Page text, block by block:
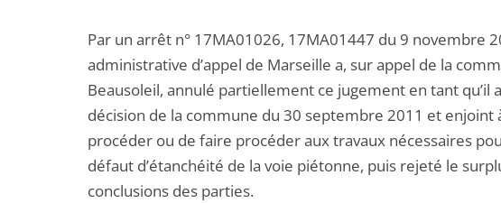
Par un arrêt n° 17MA01026, 17MA01447 du 9 novembre
administrative d’appel de Marseille a, sur appel de la
Beausoleil, annulé partiellement ce jugement en tant qu’il
décision de la commune du 30 septembre 2011 et enjoint
procéder ou de faire procéder aux travaux nécessaires
défaut d’étanchéité de la voie piétonne, puis rejeté le
conclusions des parties.